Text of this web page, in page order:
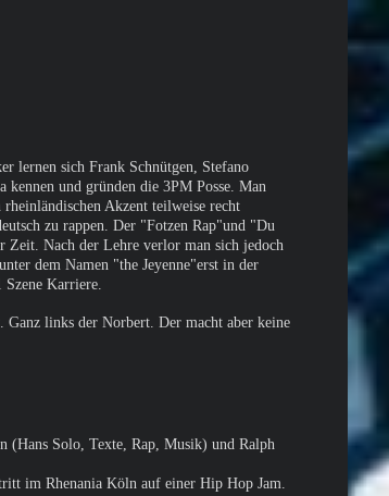
lernen sich Frank Schnütgen, Stefano
und gründen die 3PM Posse. Man
Akzent teilweise recht
zu rappen. Der "Fotzen Rap"und "Du
Zeit. Nach der Lehre verlor man sich jedoch
dem Namen "the Jeyenne"erst in der
Szene Karriere.
links der Norbert. Der macht aber keine
(Hans Solo, Texte, Rap, Musik) und Ralph
im Rhenania Köln auf einer Hip Hop Jam.